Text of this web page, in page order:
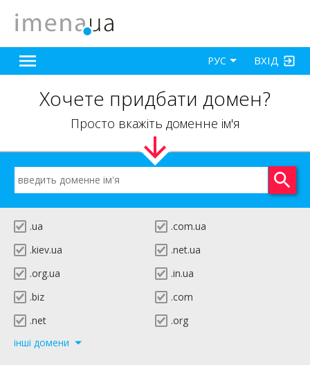
ВХІД
РУС
Хочете придбати домен?
Просто вкажіть доменне ім'я
.ua
.com.ua
.kiev.ua
.net.ua
.org.ua
.in.ua
.biz
.com
.net
.org
інші домени